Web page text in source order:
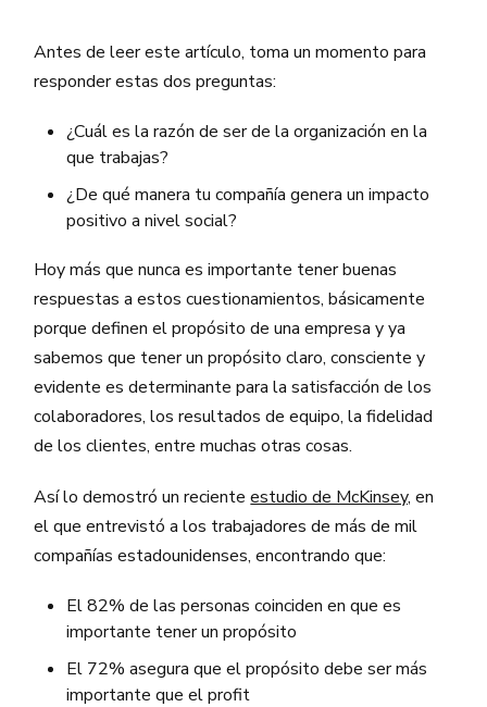
Antes de leer este artículo, toma un momento para
responder estas dos preguntas:
¿Cuál es la razón de ser de la organización en la
que trabajas?
¿De qué manera tu compañía genera un impacto
positivo a nivel social?
Hoy más que nunca es importante tener buenas
respuestas a estos cuestionamientos, básicamente
porque definen el propósito de una empresa y ya
sabemos que tener un propósito claro, consciente y
evidente es determinante para la satisfacción de los
colaboradores, los resultados de equipo, la fidelidad
de los clientes, entre muchas otras cosas.
Así lo demostró un recienteestudio de McKinsey, en
el que entrevistó a los trabajadores de más de mil
compañías estadounidenses, encontrando que:
El 82% de las personas coinciden en que es
importante tener un propósito
El 72% asegura que el propósito debe ser más
importante que el profit